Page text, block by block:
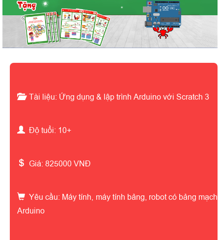
Tài liệu: Ứng dụng & lập trình Arduino với Scratch 3
Độ tuổi: 10+
Giá: 825000 VNĐ
Yêu cầu: Máy tính, máy tính bảng, robot có bảng mạch
Arduino